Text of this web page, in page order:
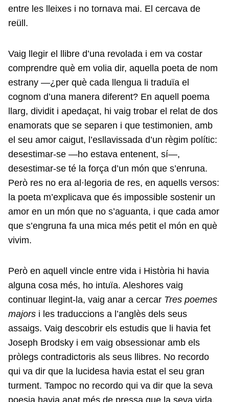
entre les lleixes i no tornava mai. El cercava de
reüll.
Vaig llegir el llibre d’una revolada i em va costar
comprendre què em volia dir, aquella poeta de nom
estrany —¿per què cada llengua li traduïa el
cognom d’una manera diferent? En aquell poema
llarg, dividit i apedaçat, hi vaig trobar el relat de dos
enamorats que se separen i que testimonien, amb
el seu amor caigut, l’esllavissada d’un règim polític:
desestimar-se —ho estava entenent, sí—,
desestimar-se té la força d’un món que s’enruna.
Però res no era al·legoria de res, en aquells versos:
la poeta m’explicava que és impossible sostenir un
amor en un món que no s’aguanta, i que cada amor
que s’engruna fa una mica més petit el món en què
vivim.
Però en aquell vincle entre vida i Història hi havia
alguna cosa més, ho intuïa. Aleshores vaig
continuar llegint-la, vaig anar a cercar Tres poemes
majors i les traduccions a l’anglès dels seus
assaigs. Vaig descobrir els estudis que li havia fet
Joseph Brodsky i em vaig obsessionar amb els
pròlegs contradictoris als seus llibres. No recordo
qui va dir que la lucidesa havia estat el seu gran
turment. Tampoc no recordo qui va dir que la seva
poesia havia anat més de pressa que la seva vida,